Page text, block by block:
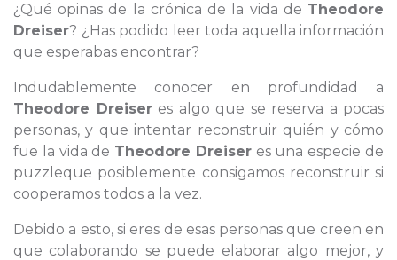
¿Qué opinas de la crónica de la vida de Theodore
Dreiser? ¿Has podido leer toda aquella información
que esperabas encontrar?
Indudablemente conocer en profundidad a
Theodore Dreiseres algo que se reserva a pocas
personas, y que intentar reconstruir quién y cómo
fue la vida de Theodore Dreiseres una especie de
puzzleque posiblemente consigamos reconstruir si
cooperamos todos a la vez.
Debido a esto, si eres de esas personas que creen en
que colaborando se puede elaborar algo mejor, y